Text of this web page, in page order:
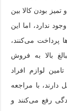
بودن کالا بین
ندارد، اما این
پرداخت می‌کنند،
بالا به فروش
لوازم افراد
دارند، با مراجعه
رفع می‌کنند و